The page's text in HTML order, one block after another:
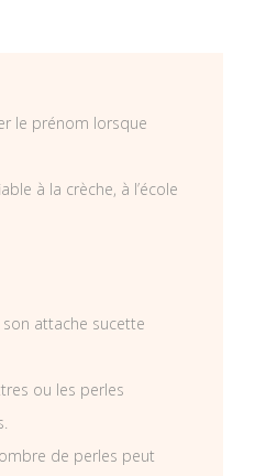
le prénom lorsque
à la crèche, à l’école
attache sucette
ou les perles
de perles peut